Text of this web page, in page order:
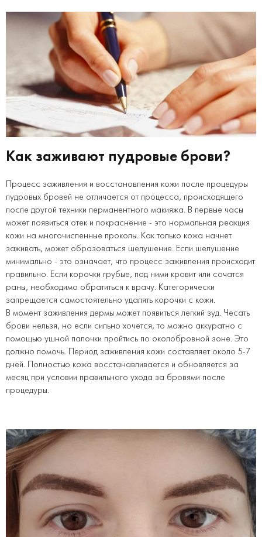
Как заживают пудровые брови?
Процесс заживления и восстановления кожи после процедуры
пудровых бровей не отличается от процесса, происходящего
после другой техники перманентного макияжа. В первые часы
может появиться отек и покраснение - это нормальная реакция
кожи на многочисленные проколы. Как только кожа начнет
заживать, может образоваться шелушение. Если шелушение
минимально - это означает, что процесс заживления происходит
правильно. Если корочки грубые, под ними кровит или сочатся
раны, необходимо обратиться к врачу. Категорически
запрещается самостоятельно удалять корочки с кожи.
В момент заживления дермы может появиться легкий зуд. Чесать
брови нельзя, но если сильно хочется, то можно аккуратно с
помощью ушной палочки пройтись по околобровной зоне. Это
должно помочь. Период заживления кожи составляет около 5-7
дней. Полностью кожа восстанавливается и обновляется за
месяц при условии правильного ухода за бровями после
процедуры.